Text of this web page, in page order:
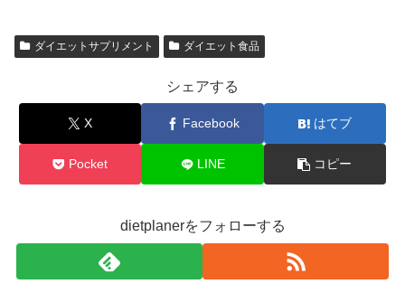
ダイエットサプリメント ダイエット食品
シェアする
X Facebook はてブ
Pocket LINE コピー
dietplanerをフォローする